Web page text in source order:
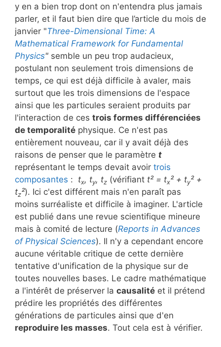
y en a bien trop dont on n'entendra plus jamais
parler, et il faut bien dire que l’article du mois de
janvier "Three-Dimensional Time: A
Mathematical Framework for Fundamental
Physics" semble un peu trop audacieux,
postulant non seulement trois dimensions de
temps, ce qui est déjà difficile à avaler, mais
surtout que les trois dimensions de l'espace
ainsi que les particules seraient produits par
l'interaction de ces trois formes différenciées
de temporalité physique. Ce n'est pas
entièrement nouveau, car il y avait déjà des
raisons de penser que le paramètre t
représentant le temps devait avoir trois
composantes : tx, ty, tz (vérifiant t² = tx² + ty² +
tz²). Ici c'est différent mais n'en paraît pas
moins surréaliste et difficile à imaginer. L'article
est publié dans une revue scientifique mineure
mais à comité de lecture (Reports in Advances
of Physical Sciences). Il n'y a cependant encore
aucune véritable critique de cette dernière
tentative d'unification de la physique sur de
toutes nouvelles bases. Le cadre mathématique
a l'intérêt de préserver la causalité et il prétend
prédire les propriétés des différentes
générations de particules ainsi que d'en
reproduire les masses. Tout cela est à vérifier.